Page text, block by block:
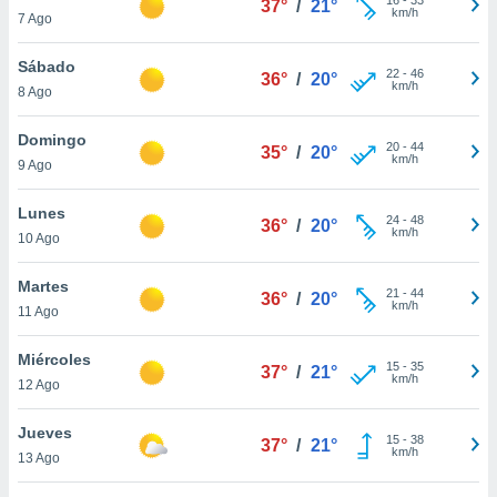
más
nuestra
y
de
disponible
cookies
aceptar
7 Ago
37° / 21°
km/h
Sábado
8 Ago
36° / 20° 22- 46
km/h
Domingo
9 Ago
35° / 20° 20- 44
km/h
Lunes
10 Ago
36° / 20° 24- 48
km/h
Martes
11 Ago
36° / 20° 21 - 44
km/h
Miércoles
12 Ago
37° / 21° 15- 35
km/h
Jueves
13 Ago
37° / 21° 15- 38
km/h